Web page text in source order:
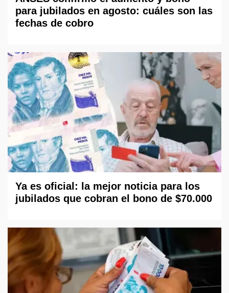
para jubilados en agosto: cuáles son las
fechas de cobro
Ya es oficial: la mejor noticia para los
jubilados que cobran el bono de $70.000